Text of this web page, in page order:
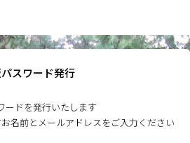
スワード発行
ードを発行いたします
名前とメールアドレスをご入力ください